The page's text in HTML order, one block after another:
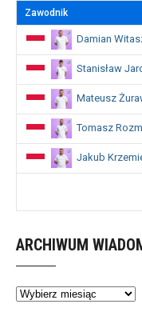
Zawodnik
Damian
Stanisław
Mateusz
Tomasz
Jakub
ARCHIWUM
Archiwum